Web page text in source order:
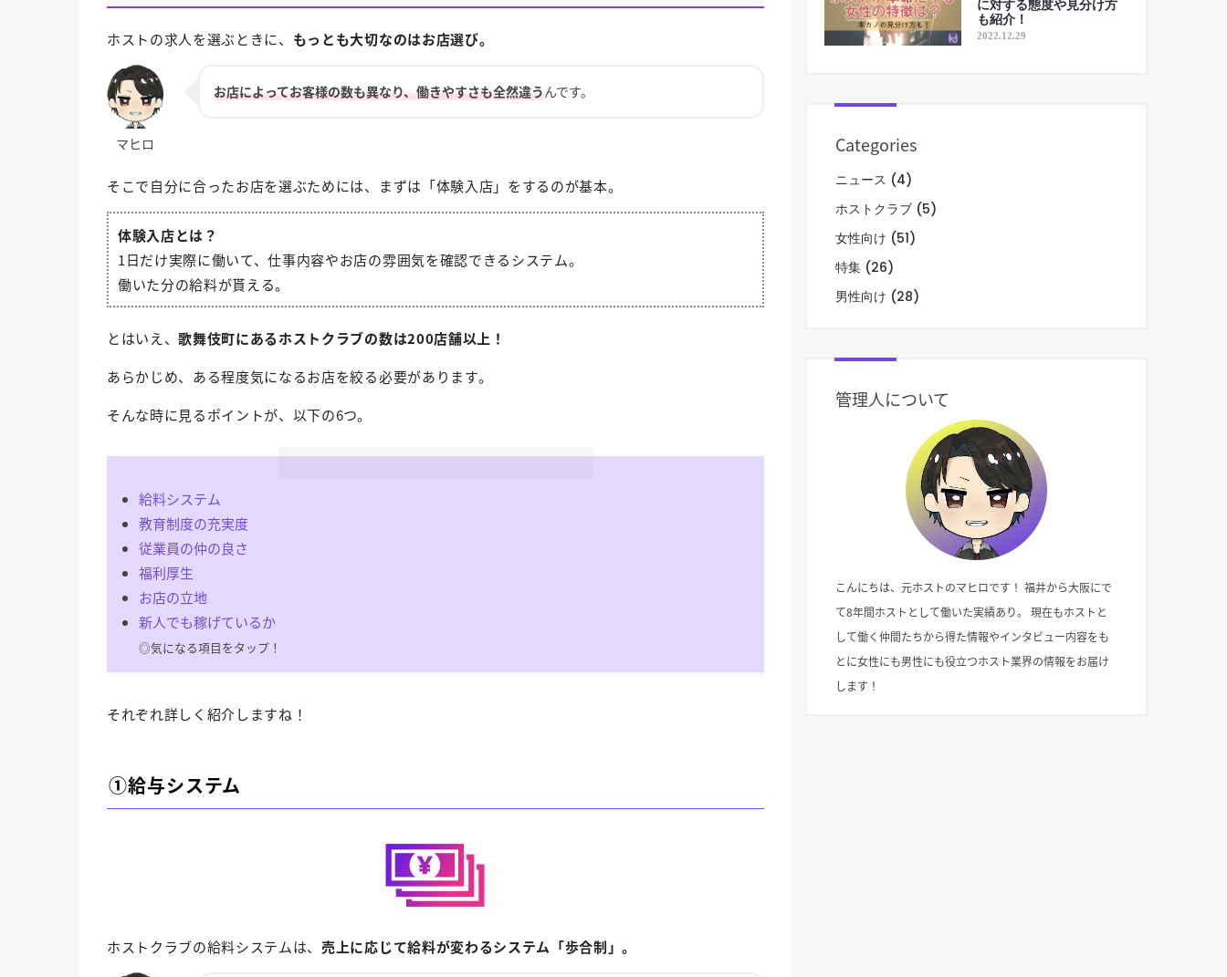
ホストの求人を選ぶときに、 もっとも大切なのはお店選び。
お店によってお客様の数も異なり、働きやすさも全然違うんです。
そこで自分に合ったお店を選ぶためには、まずは「体験入店」をするのが基本。
体験入店とは？
1日だけ実際に働いて、仕事内容やお店の雰囲気を確認できるシステム。
働いた分の給料が貰える。
とはいえ、歌舞伎町にあるホストクラブの数は200店舗以上！
あらかじめ、ある程度気になるお店を絞る必要があります。
そんな時に見るポイントが、以下の6つ。
給料システム
教育制度の充実度
従業員の仲の良さ
福利厚生
お店の立地
新人でも稼げているか
◎気になる項目をタップ！
それぞれ詳しく紹介しますね！
①給与システム
ホストクラブの給料システムは、売上に応じて給料が変わるシステム「歩合制」。
に対する態度や見分け方
も紹介！
2022.12.29
Categories
ニュース (4)
ホストクラブ (5)
女性向け (51)
特集 (26)
男性向け (28)
管理人について
こんにちは、元ホストのマヒロです！ 福井から大阪にで
て8年間ホストとして働いた実績あり。 現在もホストと
して働く仲間たちから得た情報やインタビュー内容をも
とに女性にも男性にも役立つホスト業界の情報をお届け
します！